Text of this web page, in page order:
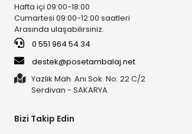
Hafta içi 09:00-18:00
Cumartesi 09:00-12:00 saatleri
Arasında ulaşabilirsiniz.
0 551 964 54 34
destek@posetambalaj.net
Yazlık Mah. Anı Sok. No: 22 C/2
Serdivan - SAKARYA
Bizi Takip Edin